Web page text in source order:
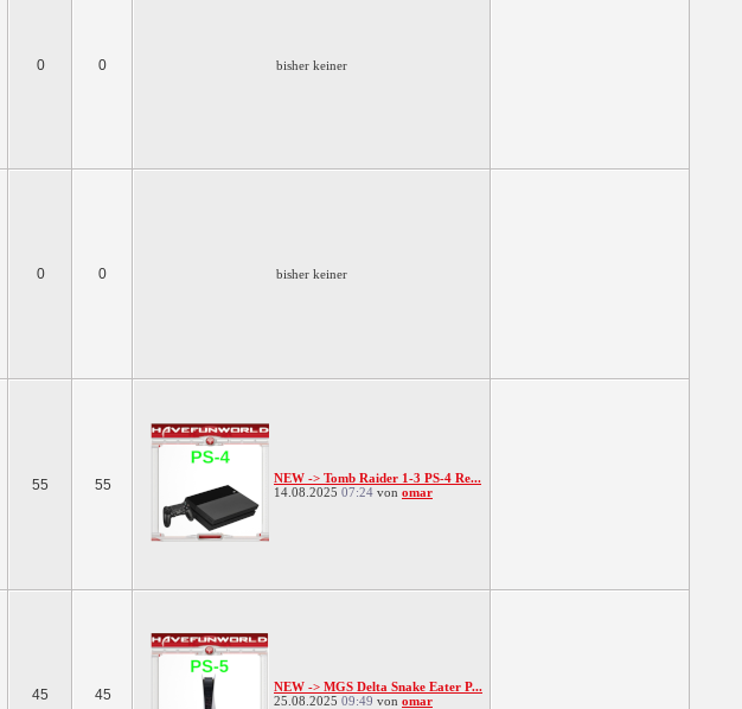
0 0 bisher keiner
0 0 bisher keiner
55 55
NEW -> Tomb Raider 1-3 PS-4 Re...
14.08.2025 07:24 von omar
45 45
NEW -> MGS Delta Snake Eater P...
25.08.2025 09:49 von omar